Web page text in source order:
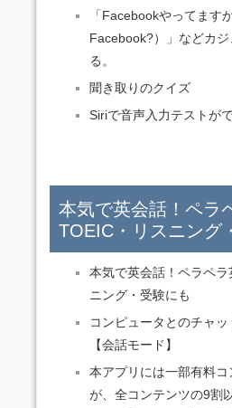
「Facebookやってます
Facebook?）」などカ
る。
聞き取りのクイズ
Siriで音声入力テストがで
本気で英会話！ペ
TOEIC・リスニング
本気で英会話！ペラペ
ニング・受験にも
コンピュータとのチャ
【会話モード】
本アプリには一部有料
が、全コンテンツの9割